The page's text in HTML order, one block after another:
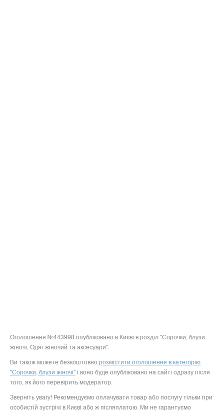
Оголошення №443998 опубліковано в Києві в розділ "Сорочки, блузи
жіночі, Одяг жіночий та аксесуари".
Ви також можете безкоштовно розмістити оголошення в категорію
"Сорочки, блузи жіночі"і воно буде опубліковано на сайті одразу після
того, як його перевірить модератор.
Зверніть увагу! Рекомендуємо оплачувати товар або послугу тільки при
особистій зустрічі в Києві або ж післяплатою. Ми не гарантуємо